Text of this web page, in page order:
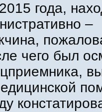
года,
–
чего был